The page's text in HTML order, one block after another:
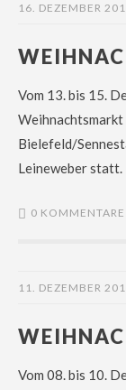
16. DEZEMBER
Vom 13. bis 15.
Weihnachtsmarkt
Bielefeld/
Leineweber statt.
0 KOMMENTARE
11. DEZEMBER
Vom 08. bis 10.